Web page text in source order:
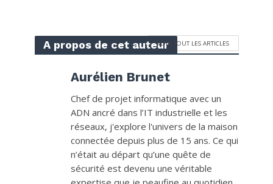
A propos de cet auteurVOIR TOUT LES ARTICLES
Aurélien Brunet
Chef de projet informatique avec un
ADN ancré dans l’IT industrielle et les
réseaux, j'explore l'univers de la maison
connectée depuis plus de 15 ans. Ce qui
n’était au départ qu’une quête de
sécurité est devenu une véritable